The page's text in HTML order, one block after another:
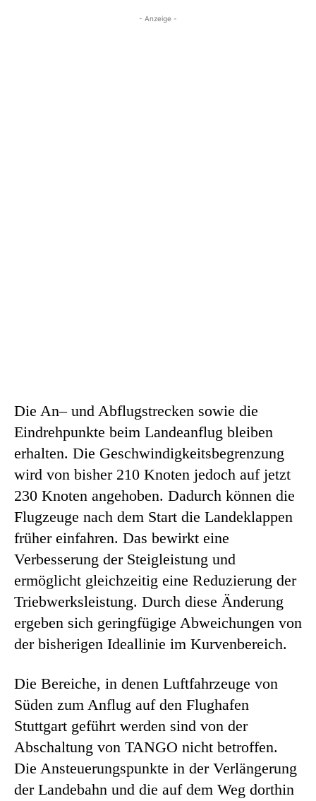
- Anzeige -
Die An– und Abflugstrecken sowie die
Eindrehpunkte beim Landeanflug bleiben
erhalten. Die Geschwindigkeitsbegrenzung
wird von bisher 210 Knoten jedoch auf jetzt
230 Knoten angehoben. Dadurch können die
Flugzeuge nach dem Start die Landeklappen
früher einfahren. Das bewirkt eine
Verbesserung der Steigleistung und
ermöglicht gleichzeitig eine Reduzierung der
Triebwerksleistung. Durch diese Änderung
ergeben sich geringfügige Abweichungen von
der bisherigen Ideallinie im Kurvenbereich.
Die Bereiche, in denen Luftfahrzeuge von
Süden zum Anflug auf den Flughafen
Stuttgart geführt werden sind von der
Abschaltung von TANGO nicht betroffen.
Die Ansteuerungspunkte in der Verlängerung
der Landebahn und die auf dem Weg dorthin